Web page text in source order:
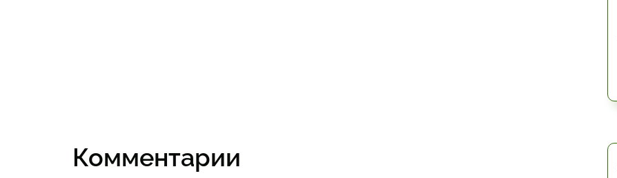
Комментарии